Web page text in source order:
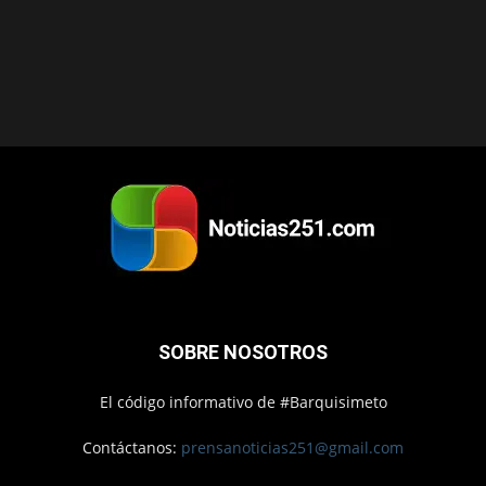
SOBRE NOSOTROS
El código informativo de #Barquisimeto
Contáctanos: prensanoticias251@gmail.com